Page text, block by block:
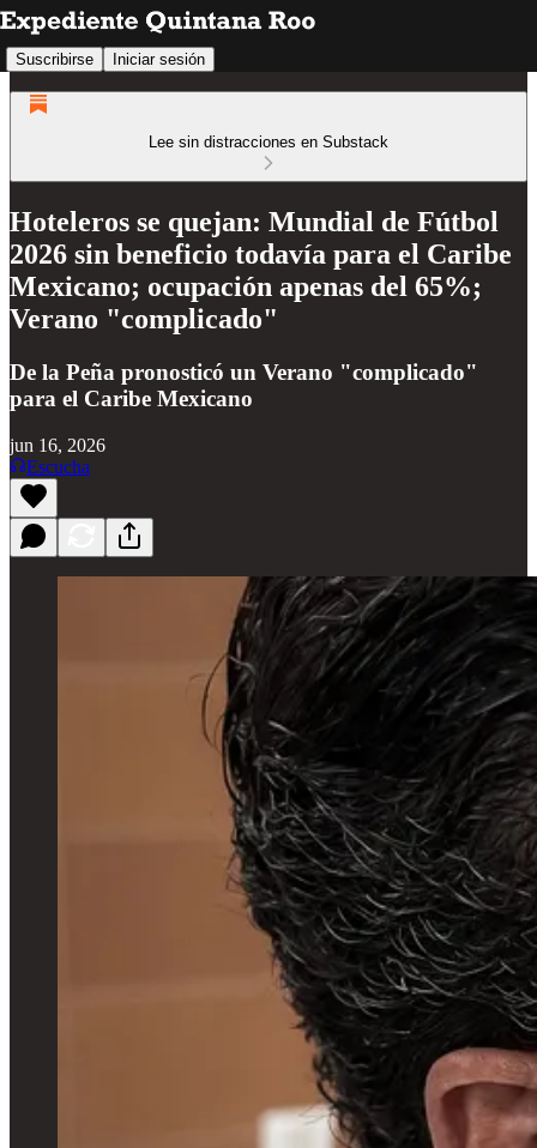
Suscribirse Iniciar sesión
Lee sin distracciones en Substack
Hoteleros se quejan: Mundial de Fútbol
2026 sin beneficio todavía para el Caribe
Mexicano; ocupación apenas del 65%;
Verano "complicado"
De la Peña pronosticó un Verano "complicado"
para el Caribe Mexicano
jun 16, 2026
Escucha